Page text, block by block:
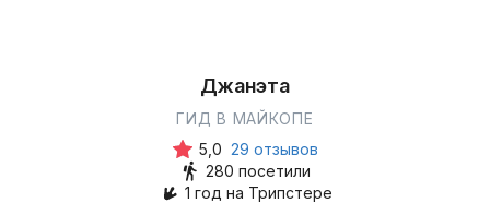
Джанэта
ГИД В МАЙКОПЕ
5,0 29 отзывов
280 посетили
1 год на Трипстере